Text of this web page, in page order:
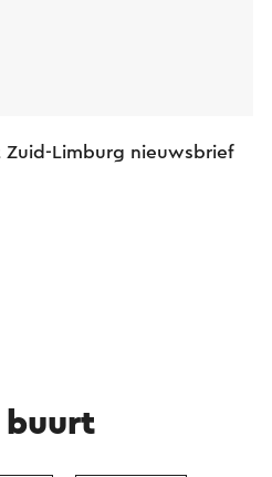
Limburg nieuwsbrief
buurt